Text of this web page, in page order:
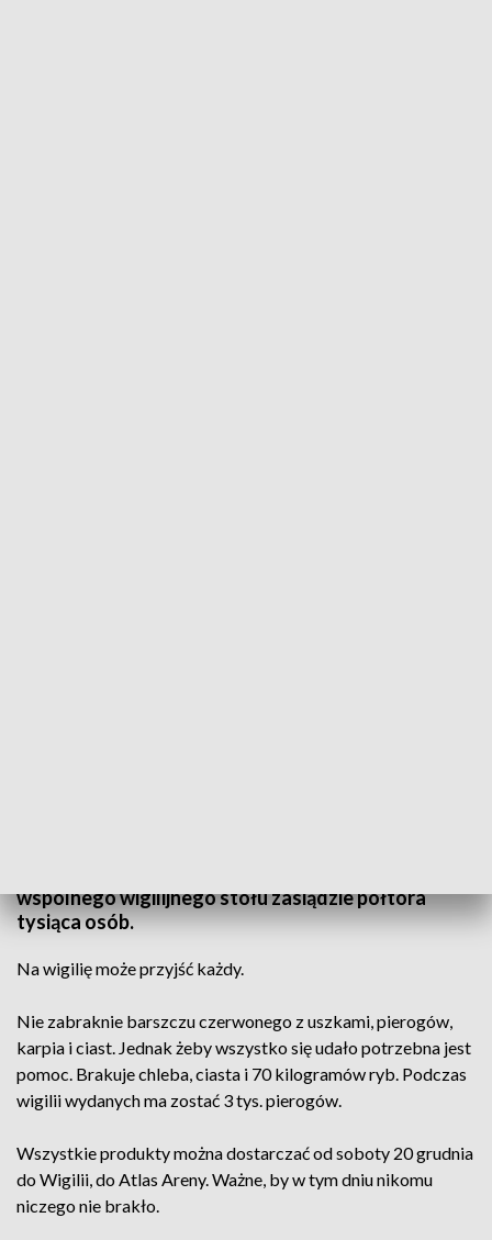
wspólnego wigilijnego stołu zasiądzie półtora
tysiąca osób.
Na wigilię może przyjść każdy.
Nie zabraknie barszczu czerwonego z uszkami, pierogów,
karpia i ciast. Jednak żeby wszystko się udało potrzebna jest
pomoc. Brakuje chleba, ciasta i 70 kilogramów ryb. Podczas
wigilii wydanych ma zostać 3 tys. pierogów.
Wszystkie produkty można dostarczać od soboty 20 grudnia
do Wigilii, do Atlas Areny. Ważne, by w tym dniu nikomu
niczego nie brakło.